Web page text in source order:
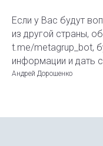
Если у Вас будут
из другой страны,
t.me/metagrup_bot,
информации и дать
Андрей Дорошенко